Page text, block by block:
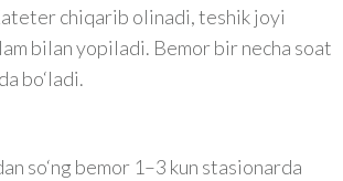
chiqarib olinadi, teshik joyi
bilan yopiladi. Bemor bir necha soat
bo‘ladi.
so‘ng bemor 1–3 kun stasionarda